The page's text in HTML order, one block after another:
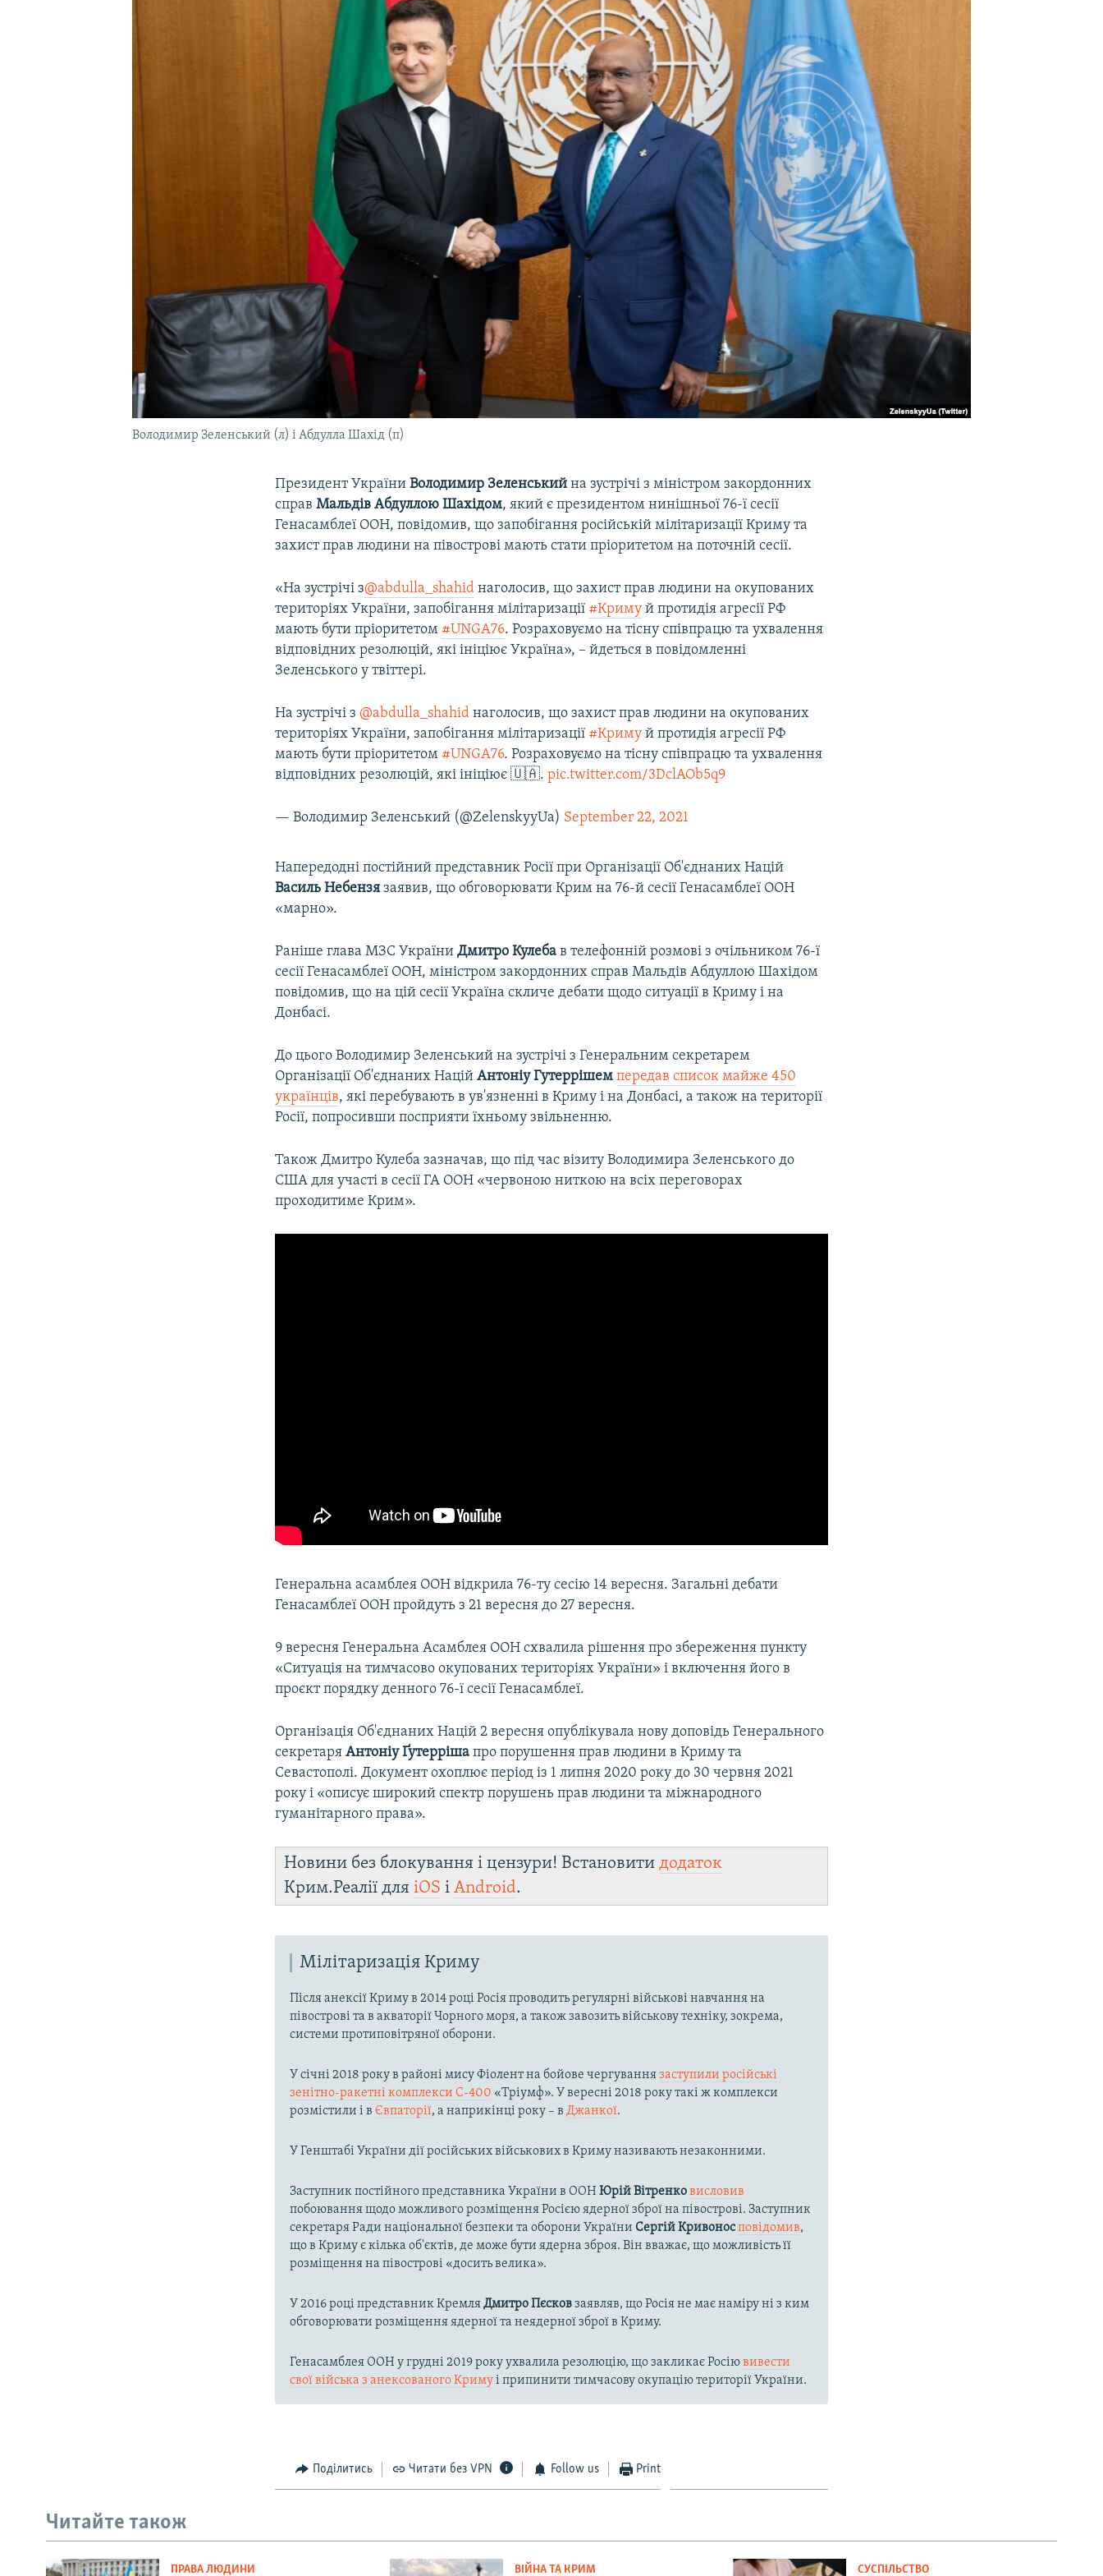
Володимир Зеленський (л) і Абдулла Шахід (п)
Президент УкраїниВолодимир Зеленський на зустрічі з міністром закордонних
справМальдів Абдуллою Шахідом, який є президентом нинішньої 76-ї сесії
Генасамблеї ООН, повідомив, що запобігання російській мілітаризації Криму та
захист прав людини на півострові мають стати пріоритетом на поточній сесії.
«На зустрічі з​@abdulla_shahid наголосив, що захист прав людини на окупованих
територіях України, запобігання мілітаризації #Криму й протидія агресії РФ
мають бути пріоритетом #UNGA76. Розраховуємо на тісну співпрацю та ухвалення
відповідних резолюцій, які ініціює Україна», – йдеться в повідомленні
Зеленського у твіттері.
На зустрічі з@abdulla_shahid наголосив, що захист прав людини на окупованих
територіях України, запобігання мілітаризації #Криму й протидія агресії РФ
мають бути пріоритетом #UNGA76. Розраховуємо на тісну співпрацю та ухвалення
відповідних резолюцій, які ініціює 🇺🇦.pic.twitter.com/3DclAOb5q9
— Володимир Зеленський (@ZelenskyyUa) September 22, 2021
Напередодні постійний представник Росії при Організації Об'єднаних Націй
Василь Небензя заявив, що обговорювати Крим на 76-й сесії Генасамблеї ООН
«марно».
Раніше глава МЗС УкраїниДмитро Кулеба в телефонній розмові з очільником 76-ї
сесії Генасамблеї ООН, міністром закордонних справ Мальдів Абдуллою Шахідом
повідомив, що на цій сесії Україна скличе дебати щодо ситуації в Криму і на
Донбасі.
До цього Володимир Зеленський на зустрічі з Генеральним секретарем
Організації Об'єднаних НаційАнтоніу Гутеррішем передав список майже 450
українців, які перебувають в ув'язненні в Криму і на Донбасі, а також на території
Росії, попросивши посприяти їхньому звільненню.
Також Дмитро Кулеба зазначав, що під час візиту Володимира Зеленського до
США для участі в сесії ГА ООН «червоною ниткою на всіх переговорах
проходитиме Крим».
Генеральна асамблея ООН відкрила 76-ту сесію 14 вересня. Загальні дебати
Генасамблеї ООН пройдуть з 21 вересня до 27 вересня.
9 вересня Генеральна Асамблея ООН схвалила рішення про збереження пункту
«Ситуація на тимчасово окупованих територіях України» і включення його в
проєкт порядку денного 76-ї сесії Генасамблеї.
Організація Об'єднаних Націй 2 вересня опублікувала нову доповідь Генерального
секретаряАнтоніу Ґутерріша про порушення прав людини в Криму та
Севастополі. Документ охоплює період із 1 липня 2020 року до 30 червня 2021
року і «описує широкий спектр порушень прав людини та міжнародного
гуманітарного права».
Новини без блокування і цензури! Встановитидодаток
Крим.Реалії дляiOS іAndroid.
Мілітаризація Криму
Після анексії Криму в 2014 році Росія проводить регулярні військові навчання на
півострові та в акваторії Чорного моря, а також завозить військову техніку, зокрема,
системи протиповітряної оборони.
У січні 2018 року в районі мису Фіолент на бойове чергуваннязаступили російські
зенітно-ракетні комплекси С-400 «Тріумф». У вересні 2018 року такі ж комплекси
розмістили і вЄвпаторії, а наприкінці року – вДжанкої.
У Генштабі України дії російських військових в Криму називають незаконними.
Заступник постійного представника України в ООНЮрій Вітренковисловив
побоювання щодо можливого розміщення Росією ядерної зброї на півострові. Заступник
секретаря Ради національної безпеки та оборони УкраїниСергій Кривоносповідомив,
що в Криму є кілька об'єктів, де може бути ядерна зброя. Він вважає, що можливість її
розміщення на півострові «досить велика».
У 2016 році представник КремляДмитро Пєсковзаявляв, що Росія не має наміру ні з ким
обговорювати розміщення ядерної та неядерної зброї в Криму.
Генасамблея ООН у грудні 2019 року ухвалила резолюцію, що закликає Росіювивести
свої війська з анексованого Кримуі припинити тимчасову окупацію території України.
Поділитись Читати без VPN Follow us Print
Читайте також
ПРАВА ЛЮДИНИ ВІЙНА ТА КРИМ СУСПІЛЬСТВО